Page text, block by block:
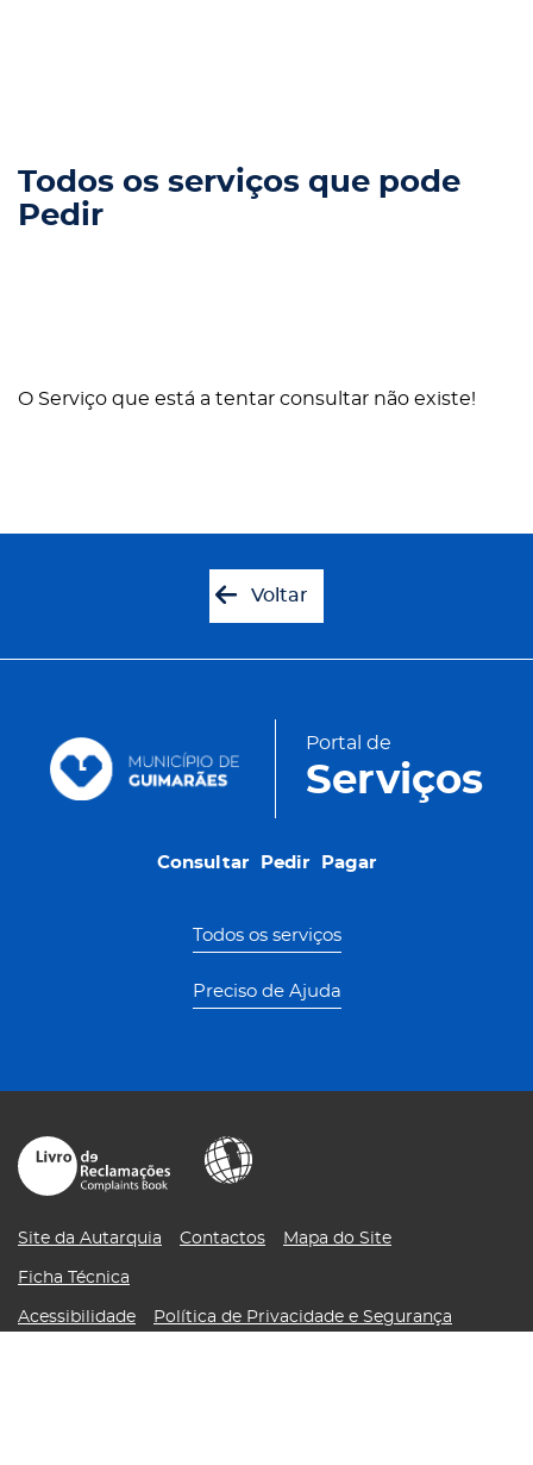
Todos os serviços que pode
Pedir
O Serviço que está a tentar consultar não existe!
Voltar
Portal de
Serviços
Consultar
Consultar Pedir
Pedir Pagar
Pagar
Todos os serviços
Preciso de Ajuda
Site da Autarquia Contactos Mapa do Site
Ficha Técnica
Acessibilidade Política de Privacidade e Segurança